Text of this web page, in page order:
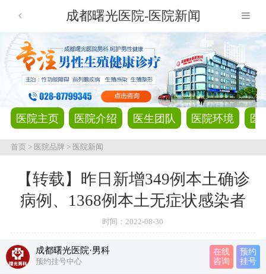
成都曙光医院-医院新闻
医院主页 医院介绍 医生团队 医院环境 医
首页> 医院品牌 > 医院新闻
【转载】昨日新增349例本土确诊
病例、1368例本土无症状感染者
时间：2022-08-30
成都曙光医院·男科
预约挂号中心
在线
咨询
预约
挂号